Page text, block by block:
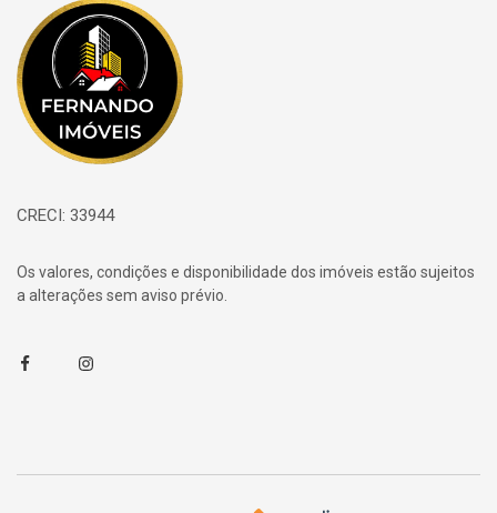
Página inicial
CRECI: 33944
Os valores, condições e disponibilidade dos imóveis estão sujeitos
a alterações sem aviso prévio.
FacebookInstagram